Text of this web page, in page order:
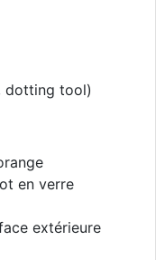
dotting tool)
en verre
extérieure